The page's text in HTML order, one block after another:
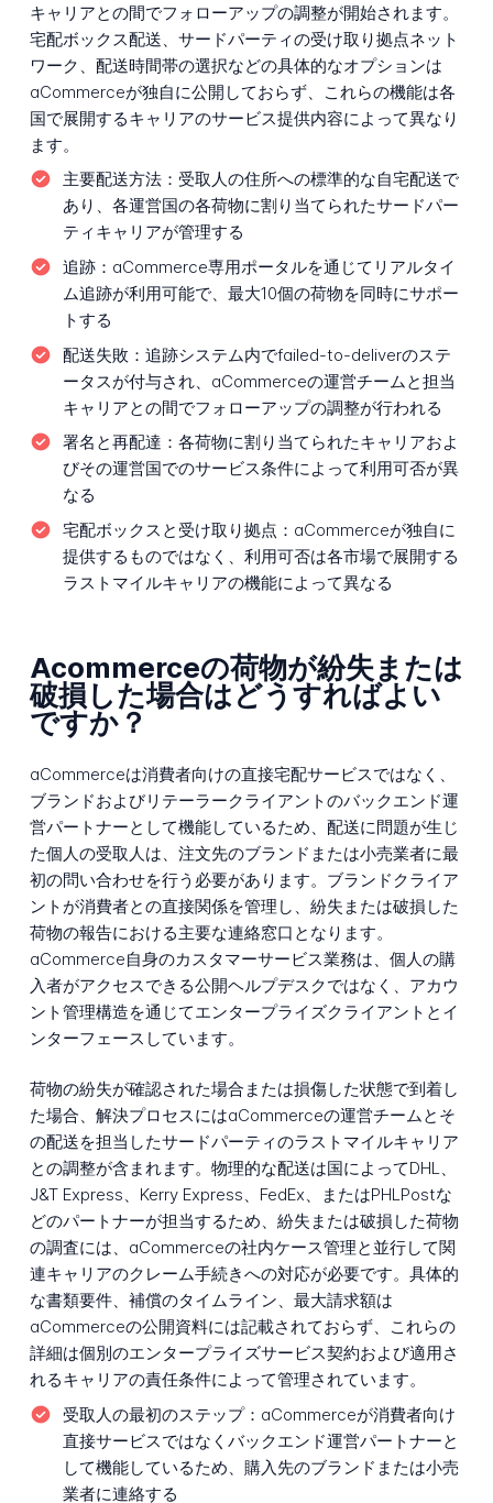
キャリアとの間でフォローアップの調整が開始されます。
宅配ボックス配送、サードパーティの受け取り拠点ネット
ワーク、配送時間帯の選択などの具体的なオプションは
aCommerceが独自に公開しておらず、これらの機能は各
国で展開するキャリアのサービス提供内容によって異なり
ます。
主要配送方法： 受取人の住所への標準的な自宅配送で
あり、各運営国の各荷物に割り当てられたサードパー
ティキャリアが管理する
追跡： aCommerce専用ポータルを通じてリアルタイ
ム追跡が利用可能で、最大10個の荷物を同時にサポー
トする
配送失敗： 追跡システム内でfailed-to-deliverのステ
ータスが付与され、aCommerceの運営チームと担当
キャリアとの間でフォローアップの調整が行われる
署名と再配達： 各荷物に割り当てられたキャリアおよ
びその運営国でのサービス条件によって利用可否が異
なる
宅配ボックスと受け取り拠点： aCommerceが独自に
提供するものではなく、利用可否は各市場で展開する
ラストマイルキャリアの機能によって異なる
Acommerceの荷物が紛失または
破損した場合はどうすればよい
ですか？
aCommerceは消費者向けの直接宅配サービスではなく、
ブランドおよびリテーラークライアントのバックエンド運
営パートナーとして機能しているため、配送に問題が生じ
た個人の受取人は、注文先のブランドまたは小売業者に最
初の問い合わせを行う必要があります。ブランドクライア
ントが消費者との直接関係を管理し、紛失または破損した
荷物の報告における主要な連絡窓口となります。
aCommerce自身のカスタマーサービス業務は、個人の購
入者がアクセスできる公開ヘルプデスクではなく、アカウ
ント管理構造を通じてエンタープライズクライアントとイ
ンターフェースしています。
荷物の紛失が確認された場合または損傷した状態で到着し
た場合、解決プロセスにはaCommerceの運営チームとそ
の配送を担当したサードパーティのラストマイルキャリア
との調整が含まれます。物理的な配送は国によってDHL、
J&T Express、Kerry Express、FedEx、またはPHLPostな
どのパートナーが担当するため、紛失または破損した荷物
の調査には、aCommerceの社内ケース管理と並行して関
連キャリアのクレーム手続きへの対応が必要です。具体的
な書類要件、補償のタイムライン、最大請求額は
aCommerceの公開資料には記載されておらず、これらの
詳細は個別のエンタープライズサービス契約および適用さ
れるキャリアの責任条件によって管理されています。
受取人の最初のステップ： aCommerceが消費者向け
直接サービスではなくバックエンド運営パートナーと
して機能しているため、購入先のブランドまたは小売
業者に連絡する